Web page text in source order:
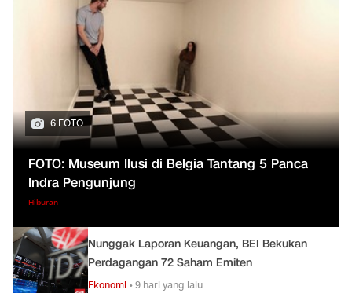
6 FOTO
FOTO: Museum Ilusi di Belgia Tantang 5 Panca
Indra Pengunjung
Hiburan
Nunggak Laporan Keuangan, BEI Bekukan
Perdagangan 72 Saham Emiten
Ekonomi •9 hari yang lalu